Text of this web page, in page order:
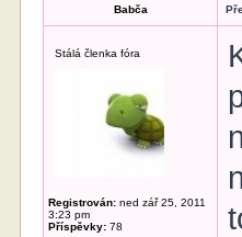
Babča
Stálá členka fóra
Registrován: ned zář 25, 2011
3:23 pm
Příspěvky: 78